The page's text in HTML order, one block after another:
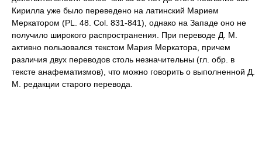
Кирилла уже было переведено на латинский Марием
Меркатором (PL. 48. Col. 831-841), однако на Западе оно не
получило широкого распространения. При переводе Д. М.
активно пользовался текстом Мария Меркатора, причем
различия двух переводов столь незначительны (гл. обр. в
тексте анафематизмов), что можно говорить о выполненной Д.
М. редакции старого перевода.